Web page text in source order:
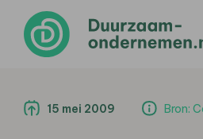
15 mei 2009 Bron: